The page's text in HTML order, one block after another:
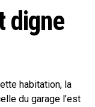
digne
habitation, la
du garage l’est